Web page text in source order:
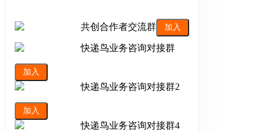
共创合作者交流群 加入
快递鸟业务咨询对接群
加入
快递鸟业务咨询对接群2
加入
快递鸟业务咨询对接群4